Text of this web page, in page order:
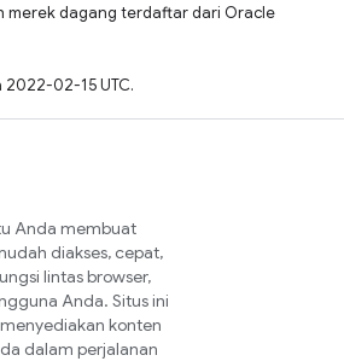
merek dagang terdaftar dari Oracle
02-15 UTC.
Anda membuat
diakses, cepat,
lintas browser,
Anda. Situs ini
konten
dalam perjalanan